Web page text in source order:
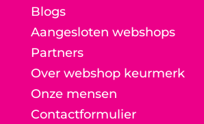
Blogs
Aangesloten webshops
Partners
Over webshop keurmerk
Onze mensen
Contactformulier